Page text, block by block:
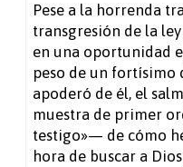
51
Pese a la horrenda
transgresión de la
en una oportunidad
peso de un fortísimo
apoderó de él, el
muestra de primer
testigo»— de cómo
hora de buscar a